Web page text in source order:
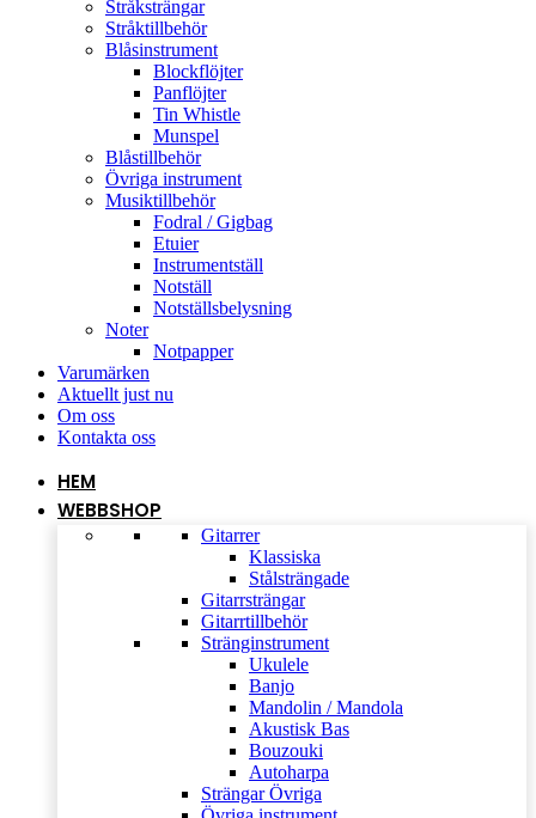
Stråksträngar
Stråktillbehör
Blåsinstrument
Blockflöjter
Panflöjter
Tin Whistle
Munspel
Blåstillbehör
Övriga instrument
Musiktillbehör
Fodral / Gigbag
Etuier
Instrumentställ
Notställ
Notställsbelysning
Noter
Notpapper
Varumärken
Aktuellt just nu
Om oss
Kontakta oss
HEM
WEBBSHOP
Gitarrer
Klassiska
Stålsträngade
Gitarrsträngar
Gitarrtillbehör
Stränginstrument
Ukulele
Banjo
Mandolin / Mandola
Akustisk Bas
Bouzouki
Autoharpa
Strängar Övriga